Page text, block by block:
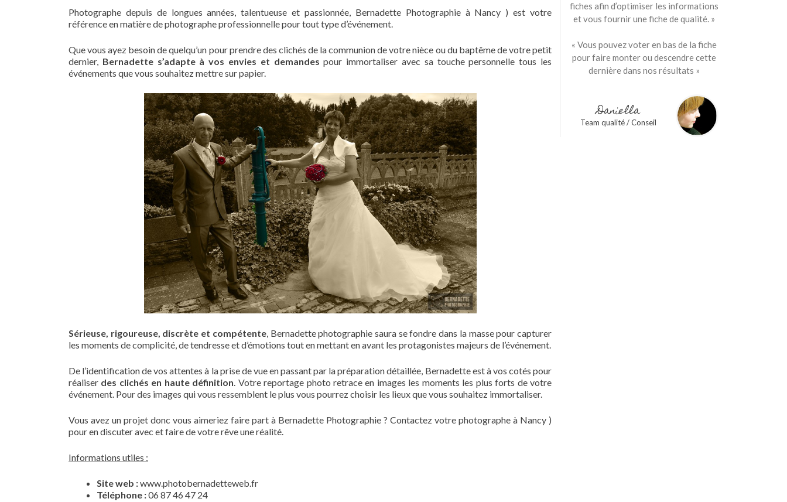
Photographe depuis de longues années, talentueuse et passionnée, Bernadette Photographie à Nancy ) est votre
référence en matière de photographe professionnelle pour tout type d’événement.
Que vous ayez besoin de quelqu’un pour prendre des clichés de la communion de votre nièce ou du baptême de votre petit
dernier, Bernadette s’adapte à vos envies et demandes pour immortaliser avec sa touche personnelle tous les
événements que vous souhaitez mettre sur papier.
Sérieuse, rigoureuse, discrète et compétente, Bernadette photographie saura se fondre dans la masse pour capturer
les moments de complicité, de tendresse et d’émotions tout en mettant en avant les protagonistes majeurs de l’événement.
De l’identification de vos attentes à la prise de vue en passant par la préparation détaillée, Bernadette est à vos cotés pour
réaliser des clichés en haute définition . Votre reportage photo retrace en images les moments les plus forts de votre
événement. Pour des images qui vous ressemblent le plus vous pourrez choisir les lieux que vous souhaitez immortaliser.
Vous avez un projet donc vous aimeriez faire part à Bernadette Photographie ? Contactez votre photographe à Nancy )
pour en discuter avec et faire de votre rêve une réalité.
Informations utiles :
Site web :www.photobernadetteweb.fr
Téléphone :06 87 46 47 24
fiches afin d’optimiser les informations
et vous fournir une fiche de qualité. »
« Vous pouvez voter en bas de la fiche
pour faire monter ou descendre cette
dernière dans nos résultats »
Daniella
Team qualité / Conseil